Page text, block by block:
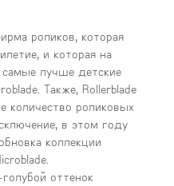
роликов, которая
и которая на
лучше детские
Также, Rollerblade
количество роликовых
в этом году
коллекции
оттенок